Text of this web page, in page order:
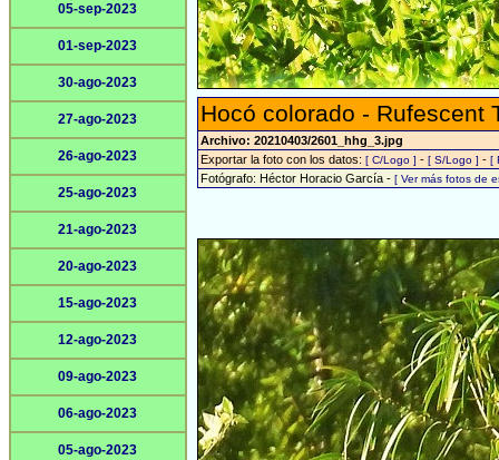
05-sep-2023
01-sep-2023
30-ago-2023
27-ago-2023
26-ago-2023
25-ago-2023
21-ago-2023
20-ago-2023
15-ago-2023
12-ago-2023
09-ago-2023
06-ago-2023
05-ago-2023
Hocó colorado - Rufescent
Archivo: 20210403/2601_hhg_3.jpg
Exportar la foto con los datos: [ C/Logo ] - [ S/Logo ] - [
Fotógrafo: Héctor Horacio García - [ Ver más fotos de